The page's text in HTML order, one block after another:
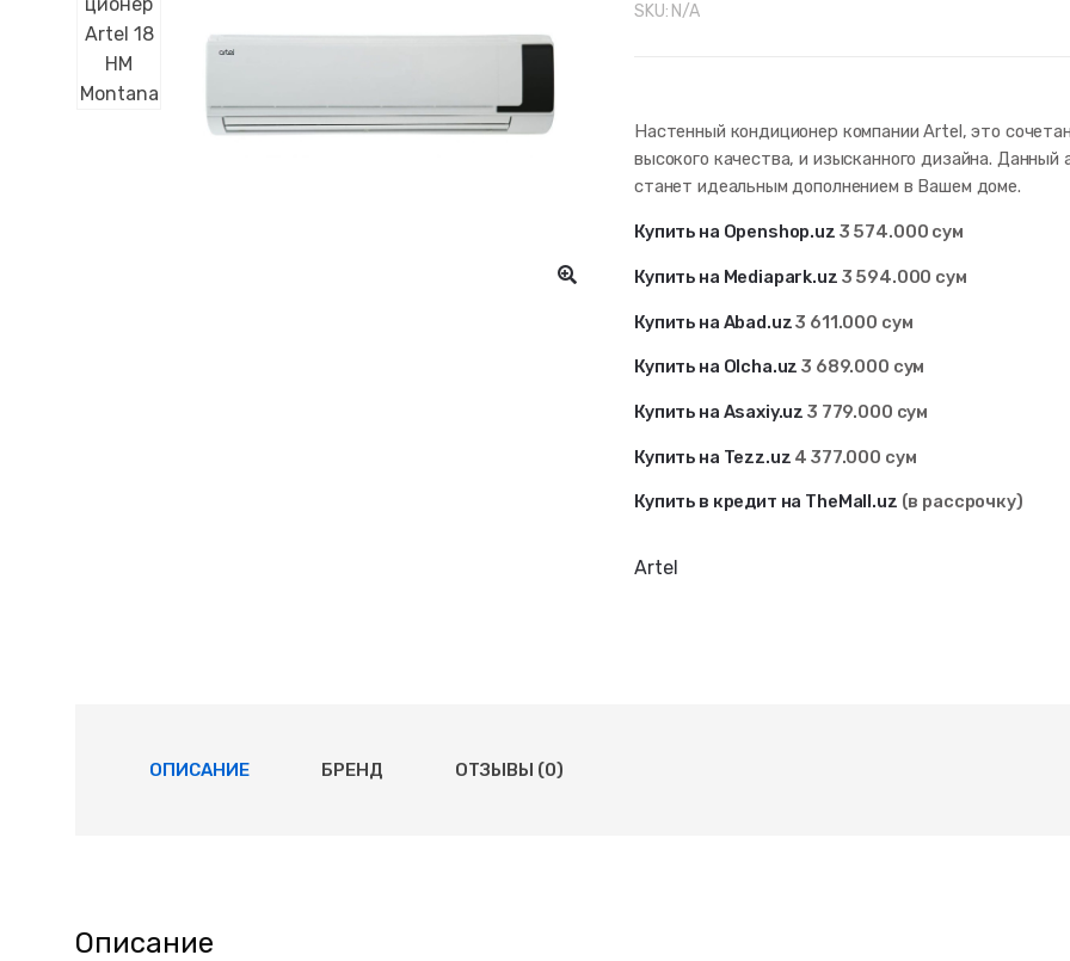
SKU: N/A
Настенный кондиционер компании Artel, это
высокого качества, и изысканного дизайна. Данный
станет идеальным дополнением в Вашем доме.
Купить на Openshop.uz 3 574.000 сум
Купить на Mediapark.uz 3 594.000 сум
Купить на Abad.uz3 611.000 сум
Купить на Olcha.uz 3 689.000 сум
Купить на Asaxiy.uz 3 779.000 сум
Купить на Tezz.uz 4 377.000 сум
Купить в кредит на TheMall.uz (в рассрочку)
Artel
ОПИСАНИЕ БРЕНД ОТЗЫВЫ (0)
Описание